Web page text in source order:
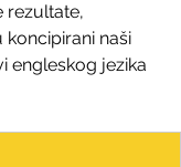
rezultate,
naši
engleskog jezika